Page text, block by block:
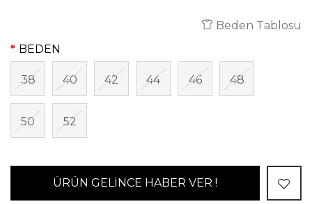
Beden Tablosu
BEDEN
38 40 42 44 46 48
50 52
ÜRÜN GELİNCE HABER VER !